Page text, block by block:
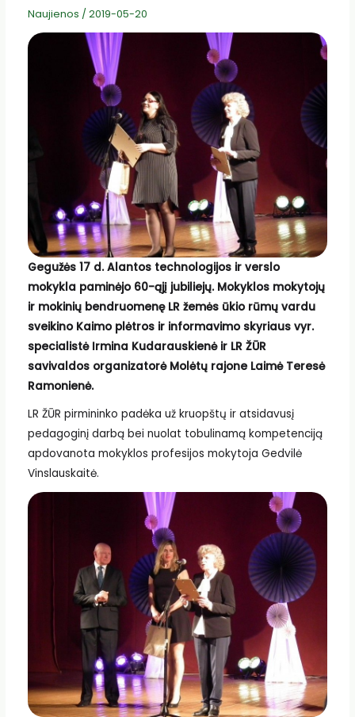
Naujienos / 2019-05-20
Gegužės 17 d. Alantos technologijos ir verslo
mokykla paminėjo 60-ąjį jubiliejų. Mokyklos mokytojų
ir mokinių bendruomenę LR žemės ūkio rūmų vardu
sveikino Kaimo plėtros ir informavimo skyriaus vyr.
specialistė Irmina Kudarauskienė ir LR ŽŪR
savivaldos organizatorė Molėtų rajone Laimė Teresė
Ramonienė.
LR ŽŪR pirmininko padėka už kruopštų ir atsidavusį
pedagoginį darbą bei nuolat tobulinamą kompetenciją
apdovanota mokyklos profesijos mokytoja Gedvilė
Vinslauskaitė.